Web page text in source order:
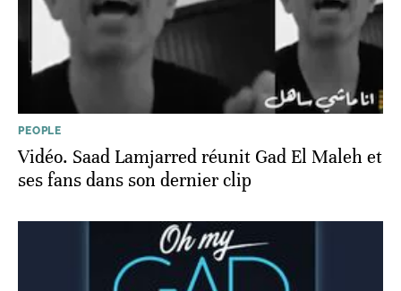
PEOPLE
Vidéo. Saad Lamjarred réunit Gad El Maleh et
ses fans dans son dernier clip